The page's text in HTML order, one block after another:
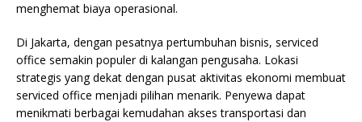
menghemat biaya operasional.
Di Jakarta, dengan pesatnya pertumbuhan bisnis, serviced
office semakin populer di kalangan pengusaha. Lokasi
strategis yang dekat dengan pusat aktivitas ekonomi membuat
serviced office menjadi pilihan menarik. Penyewa dapat
menikmati berbagai kemudahan akses transportasi dan